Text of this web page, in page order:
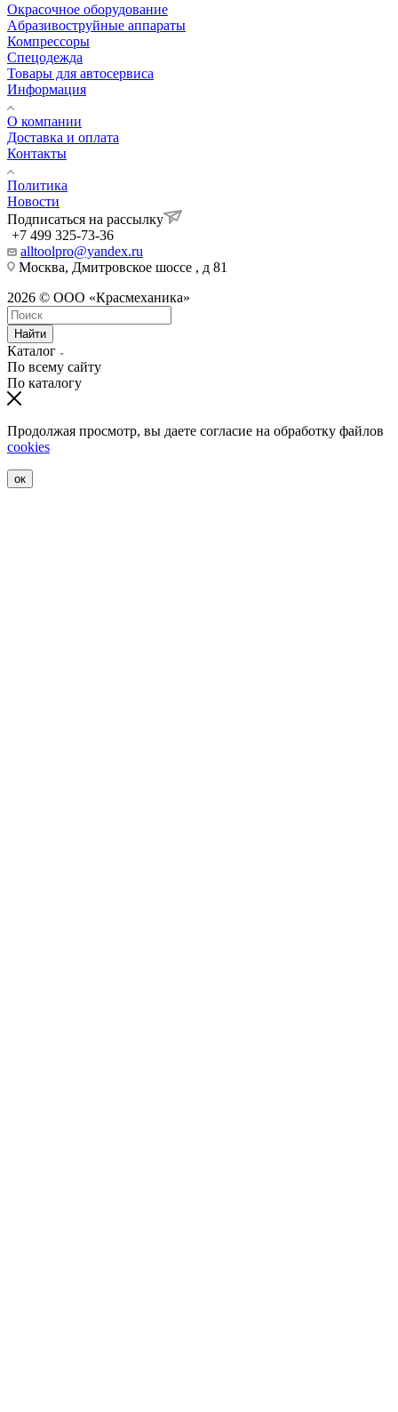
Окрасочное оборудование
Aбразивоструйные аппараты
Компрессоры
Спецодежда
Товары для автосервиса
Информация
О компании
Доставка и оплата
Контакты
Политика
Новости
Подписаться на рассылку
+7 499 325-73-36
alltoolpro@yandex.ru
Москва, Дмитровское шоссе , д 81
2026 © ООО «Красмеханика»
Найти
Каталог
По всему сайту
По каталогу
Продолжая просмотр, вы даете согласие на обработку файлов
cookies
ок